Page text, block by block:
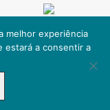
melhor experiência
estará a consentir a